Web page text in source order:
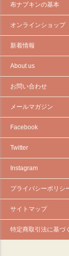
布ナプキンの基本
オンラインショップ
新着情報
About us
お問い合わせ
メールマガジン
Facebook
Twitter
Instagram
プライバシーポリシ
サイトマップ
特定商取引法に基づ